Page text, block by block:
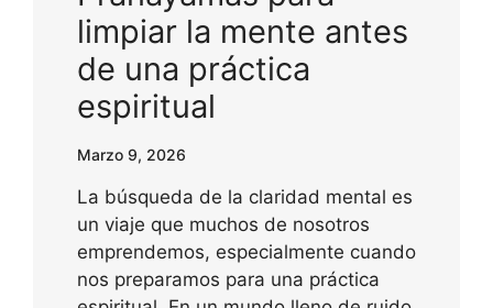
limpiar la mente antes
de una práctica
espiritual
Marzo 9, 2026
La búsqueda de la claridad mental es
un viaje que muchos de nosotros
emprendemos, especialmente cuando
nos preparamos para una práctica